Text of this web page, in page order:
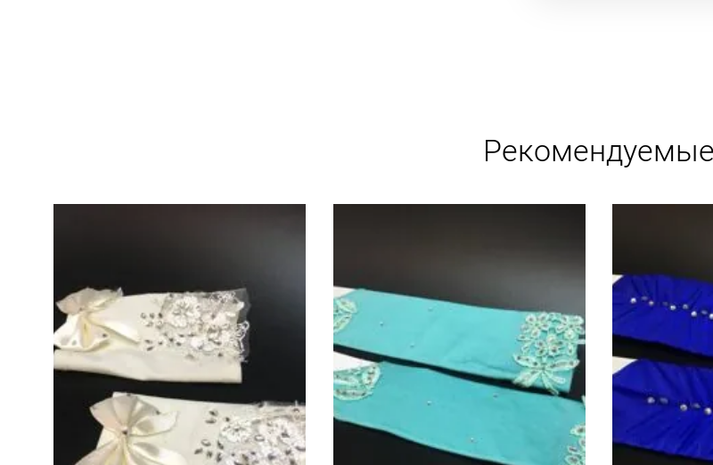
Рекомендуемые